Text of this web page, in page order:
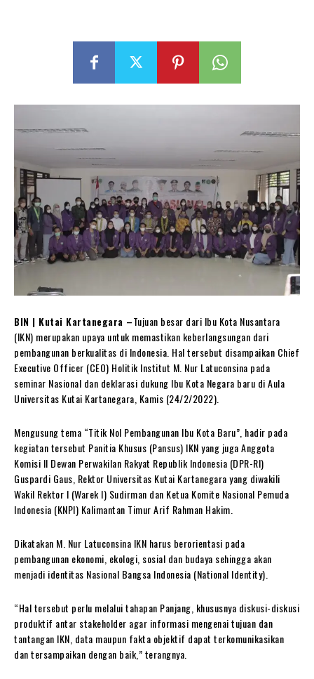
BIN | Kutai Kartanegara –Tujuan besar dari Ibu Kota Nusantara
(IKN) merupakan upaya untuk memastikan keberlangsungan dari
pembangunan berkualitas di Indonesia. Hal tersebut disampaikan Chief
Executive Officer (CEO) Holitik Institut M. Nur Latuconsina pada
seminar Nasional dan deklarasi dukung Ibu Kota Negara baru di Aula
Universitas Kutai Kartanegara, Kamis (24/2/2022).
Mengusung tema “Titik Nol Pembangunan Ibu Kota Baru”, hadir pada
kegiatan tersebut Panitia Khusus (Pansus) IKN yang juga Anggota
Komisi II Dewan Perwakilan Rakyat Republik Indonesia (DPR-RI)
Guspardi Gaus, Rektor Universitas Kutai Kartanegara yang diwakili
Wakil Rektor I (Warek I) Sudirman dan Ketua Komite Nasional Pemuda
Indonesia (KNPI) Kalimantan Timur Arif Rahman Hakim.
Dikatakan M. Nur Latuconsina IKN harus berorientasi pada
pembangunan ekonomi, ekologi, sosial dan budaya sehingga akan
menjadi identitas Nasional Bangsa Indonesia (National Identity).
“Hal tersebut perlu melalui tahapan Panjang, khususnya diskusi-diskusi
produktif antar stakeholder agar informasi mengenai tujuan dan
tantangan IKN, data maupun fakta objektif dapat terkomunikasikan
dan tersampaikan dengan baik,” terangnya.